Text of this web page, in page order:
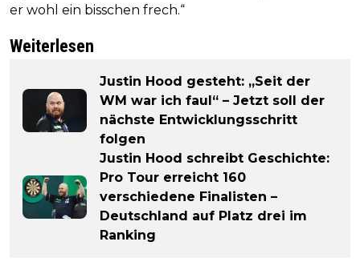
er wohl ein bisschen frech.“
Weiterlesen
Justin Hood gesteht: „Seit der
WM war ich faul“ – Jetzt soll der
nächste Entwicklungsschritt
folgen
Justin Hood schreibt Geschichte:
Pro Tour erreicht 160
verschiedene Finalisten –
Deutschland auf Platz drei im
Ranking